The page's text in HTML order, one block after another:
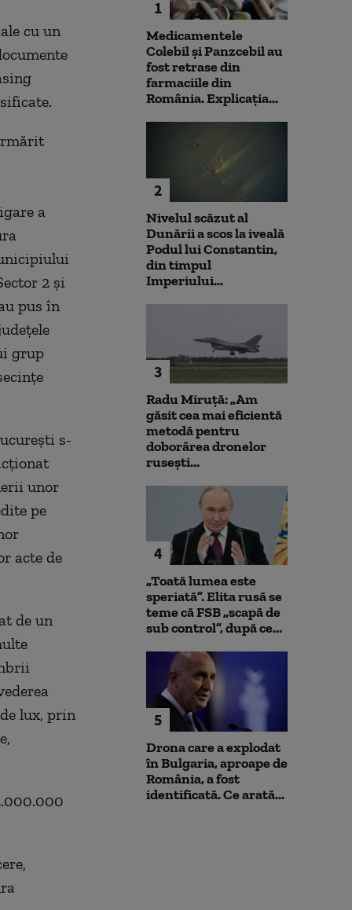
cu un
a
2 şi
pus în
grup
s-
unor
pe
acte de
de un
lux, prin
1
Medicamentele
Colebil și Panzcebil au
fost retrase din
farmaciile din
România. Explicația...
2
Nivelul scăzut al
Dunării a scos la iveală
Podul lui Constantin,
din timpul
Imperiului...
3
Radu Miruță: „Am
găsit cea mai eficientă
metodă pentru
doborârea dronelor
rusești...
4
„Toată lumea este
speriată”. Elita rusă se
teme că FSB „scapă de
sub control”, după ce...
5
Drona care a explodat
în Bulgaria, aproape de
România, a fost
identificată. Ce arată...